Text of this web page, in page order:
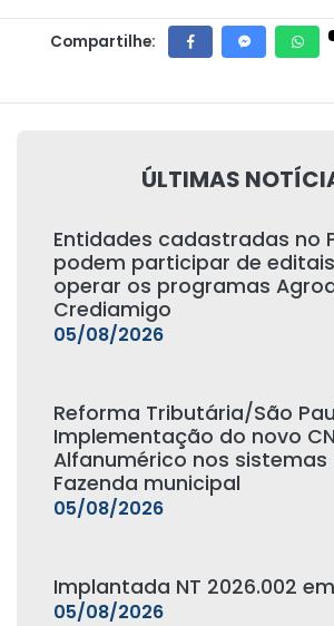
Compartilhe:
ÚLTIMAS
Entidades cadastradas no
podem participar de
operar os programas
Crediamigo
05/08/2026
Reforma Tributária/São
Implementação do novo
Alfanumérico nos sistemas
Fazenda municipal
05/08/2026
Implantada NT 2026.002 em
05/08/2026